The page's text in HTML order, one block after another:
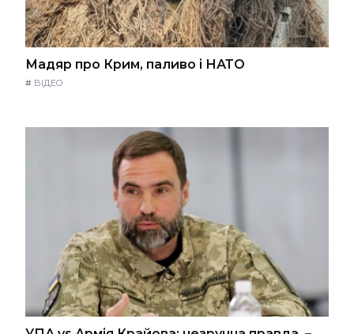
Мадяр про Крим, паливо і НАТО
# ВІДЕО